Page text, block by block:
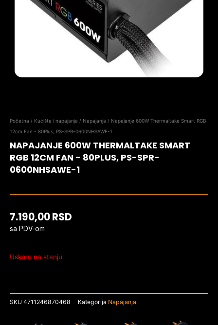
Početna / Kućišta i napajanja / Napajanja / Napajanje 600W Thermaltake Smart RGB
12cm Fan - 80Plus, PS-SPR-0600NHSAWE-1
NAPAJANJE 600W THERMALTAKE SMART
RGB 12CM FAN - 80PLUS, PS-SPR-
0600NHSAWE-1
7.190,00RSD
sa PDV-om
Uskoro na stanju
SKU 4711246870468 Kategorija Napajanja